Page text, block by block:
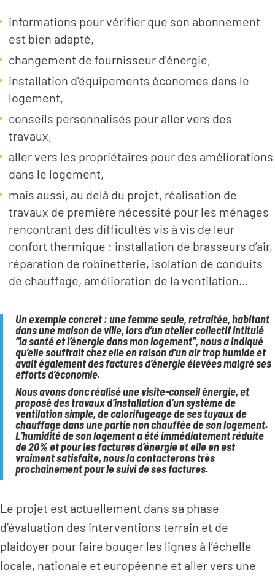
RECRUTEMENT
NEWSLETTER
FAIRE UN DON
informations pour vérifier que son abonnement
est bien adapté,
changement de fournisseur d’énergie,
installation d’équipements économes dans le
logement,
conseils personnalisés pour aller vers des
travaux,
aller vers les propriétaires pour des améliorations
dans le logement,
mais aussi, au delà du projet, réalisation de
travaux de première nécessité pour les ménages
rencontrant des difficultés vis à vis de leur
confort thermique : installation de brasseurs d’air,
réparation de robinetterie, isolation de conduits
de chauffage, amélioration de la ventilation…
Un exemple concret : une femme seule, retraitée, habitant
dans une maison de ville, lors d’un atelier collectif intitulé
“la santé et l’énergie dans mon logement”, nous a indiqué
qu’elle souffrait chez elle en raison d’un air trop humide et
avait également des factures d’énergie élevées malgré ses
efforts d’économie.
Nous avons donc réalisé une visite-conseil énergie, et
proposé des travaux d’installation d’un système de
ventilation simple, de calorifugeage de ses tuyaux de
chauffage dans une partie non chauffée de son logement.
L’humidité de son logement a été immédiatement réduite
de 20% et pour les factures d’énergie et elle en est
vraiment satisfaite, nous la contacterons très
prochainement pour le suivi de ses factures.
Le projet est actuellement dans sa phase
d’évaluation des interventions terrain et de
plaidoyer pour faire bouger les lignes à l’échelle
locale, nationale et européenne et aller vers une